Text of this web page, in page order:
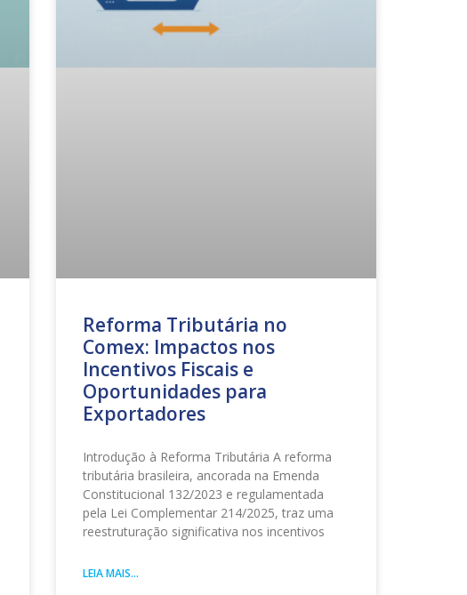
Reforma Tributária no
Comex: Impactos nos
Incentivos Fiscais e
Oportunidades para
Exportadores
Introdução à Reforma Tributária A reforma
tributária brasileira, ancorada na Emenda
Constitucional 132/2023 e regulamentada
pela Lei Complementar 214/2025, traz uma
reestruturação significativa nos incentivos
LEIA MAIS...